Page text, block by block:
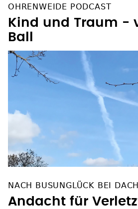
OHRENWEIDE PODCAST
Kind und Traum -
Ball
NACH BUSUNGLÜCK BEI
Andacht für